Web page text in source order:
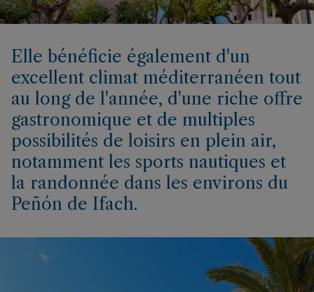
Elle bénéficie également d'un
excellent climat méditerranéen tout
au long de l'année, d'une riche offre
gastronomique et de multiples
possibilités de loisirs en plein air,
notamment les sports nautiques et
la randonnée dans les environs du
Peñón de Ifach.